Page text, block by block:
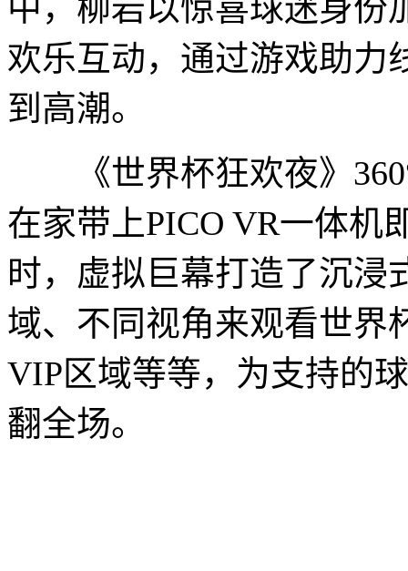
中，柳岩以惊喜球迷身份
欢乐互动，通过游戏助力
到高潮。
《世界杯狂欢夜》
在家带上PICO VR一体机
时，虚拟巨幕打造了沉浸
域、不同视角来观看世界
VIP区域等等，为支持的
翻全场。